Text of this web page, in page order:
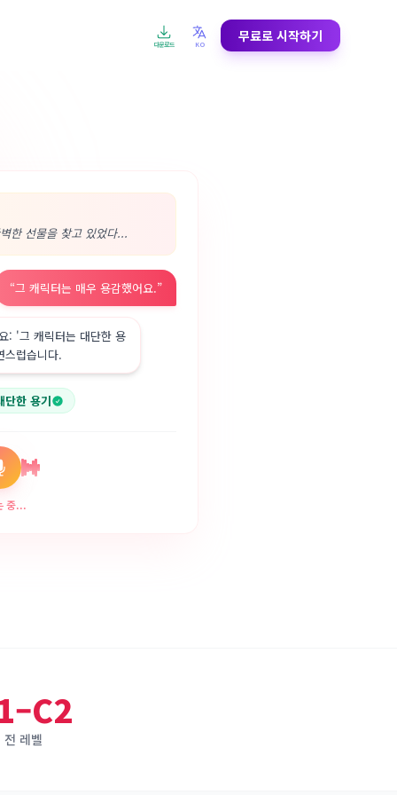
다운로드 KO 무료로 시작하기
한 선물을 찾고 있었다...
“그 캐릭터는 매우 용감했어요.”
: '그 캐릭터는 대단한 용
럽습니다.
단한 용기
중...
전 레벨